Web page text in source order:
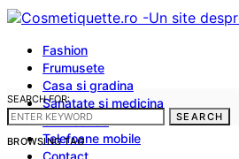
Fashion
Frumusete
Casa si gradina
Sanatate si medicina
Cum sa fac
Telefoane mobile
Contact
SEARCH FOR:
SEARCH
BROWSING TAG